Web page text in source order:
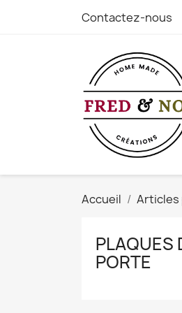
Contactez-nous
Accueil Articles
PLAQUES
PORTE